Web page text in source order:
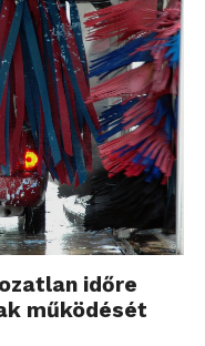
időre
működését